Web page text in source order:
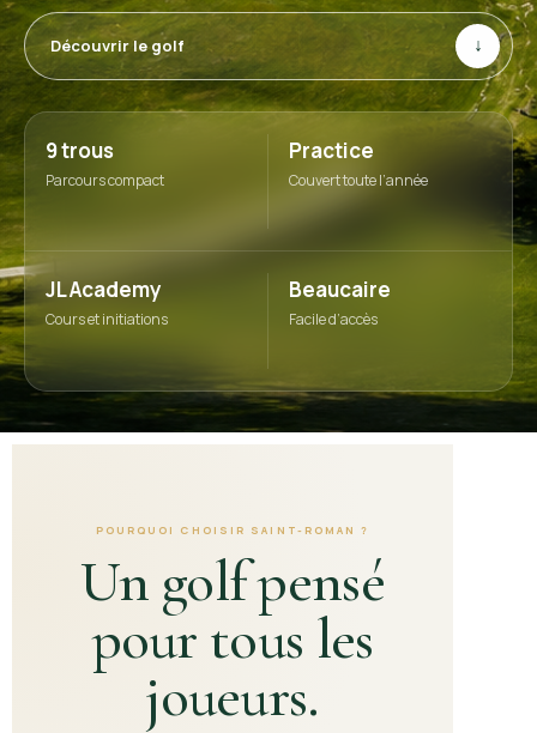
Découvrir le golf ↓
9 trous
Parcours compact
Practice
Couvert toute l’année
JL Academy
Cours et initiations
Beaucaire
Facile d’accès
POURQUOI CHOISIR SAINT-ROMAN ?
Un golf pensé
pour tous les
joueurs.